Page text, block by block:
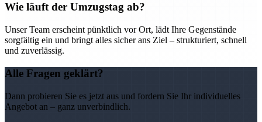
Wie läuft der Umzugstag ab?
Unser Team erscheint pünktlich vor Ort, lädt Ihre Gegenstände
sorgfältig ein und bringt alles sicher ans Ziel – strukturiert, schnell
und zuverlässig.
Alle Fragen geklärt?
Dann probieren Sie es jetzt aus und fordern Sie Ihr individuelles
Angebot an – ganz unverbindlich.